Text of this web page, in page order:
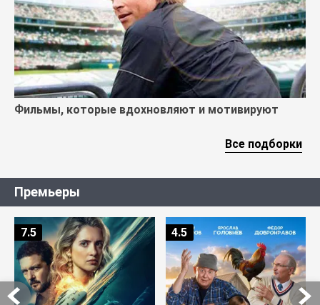
Фильмы, которые вдохновляют и мотивируют
Все подборки
Премьеры
7.5 4.5